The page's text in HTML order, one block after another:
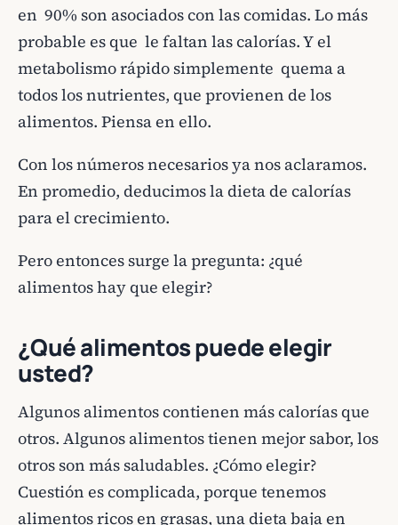
en 90% son asociados con las comidas. Lo más
probable es que le faltan las calorías. Y el
metabolismo rápido simplemente quema a
todos los nutrientes, que provienen de los
alimentos. Piensa en ello.
Con los números necesarios ya nos aclaramos.
En promedio, deducimos la dieta de calorías
para el crecimiento.
Pero entonces surge la pregunta: ¿qué
alimentos hay que elegir?
¿Qué alimentos puede elegir
usted?
Algunos alimentos contienen más calorías que
otros. Algunos alimentos tienen mejor sabor, los
otros son más saludables. ¿Cómo elegir?
Cuestión es complicada, porque tenemos
alimentos ricos en grasas, una dieta baja en